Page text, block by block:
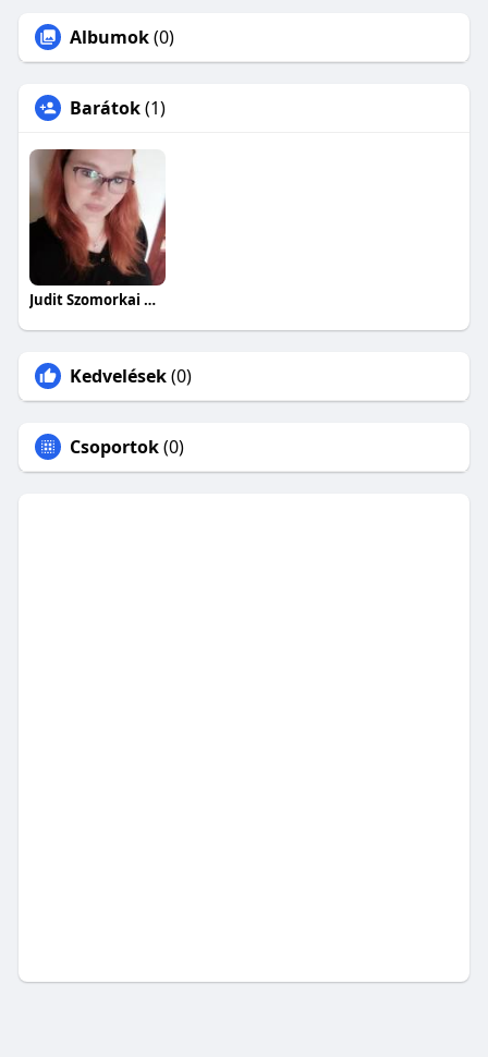
Albumok(0)
Barátok(1)
Judit Szomorkai Heffnerné
Kedvelések(0)
Csoportok(0)